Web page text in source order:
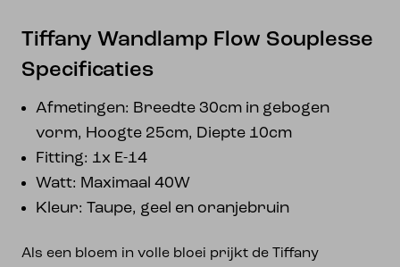
Tiffany Wandlamp Flow Souplesse
Specificaties
Afmetingen: Breedte 30cm in gebogen
vorm, Hoogte 25cm, Diepte 10cm
Fitting: 1x E-14
Watt: Maximaal 40W
Kleur: Taupe, geel en oranjebruin
Als een bloem in volle bloei prijkt de Tiffany